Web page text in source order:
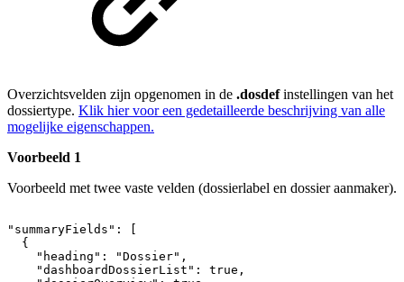
Overzichtsvelden zijn opgenomen in de .dosdefinstellingen van het
dossiertype. Klik hier voor een gedetailleerde beschrijving van alle
mogelijke eigenschappen.
Voorbeeld 1
Voorbeeld met twee vaste velden (dossierlabel en dossier aanmaker).
"summaryFields":
[
{
"heading":
"Dossier",
"dashboardDossierList":
true,